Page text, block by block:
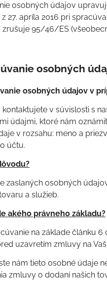
osobných údajov
27. apríla 2016 pri
zrušuje 95/46/ES
osobných
osobných údajov v
kontaktujete v súvislosti s
údajmi, ktoré nám
v rozsahu: meno a
účtu.
zaslaných osobných
a služieb.
akého právneho základu?
na základe článku 6
uzavretím zmluvy na
nám tieto osobné údaje
zmluvy o dodaní našich